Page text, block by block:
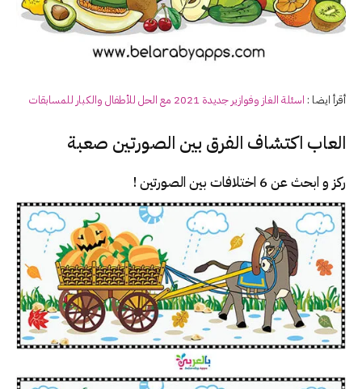
أقرأ ايضا : اسئلة الغاز وفوازير جديدة 20 21 مع الحل للأطفال والكبار للمسابقات
العاب اكتشاف الفرق بين الصورتين صعبة
ركز و ابحث عن 6 اختلافات بين الصورتين !